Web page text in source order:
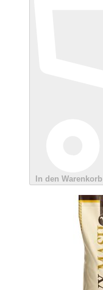
In den Warenkorb